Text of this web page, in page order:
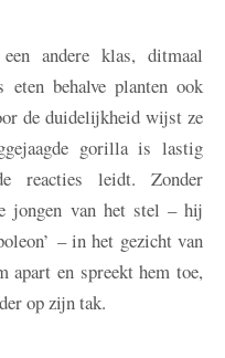
andere klas, ditmaal
eten behalve planten ook
de duidelijkheid wijst ze
gorilla is lastig
reacties leidt. Zonder
jongen van het stel – hij
– in het gezicht van
apart en spreekt hem toe,
op zijn tak.